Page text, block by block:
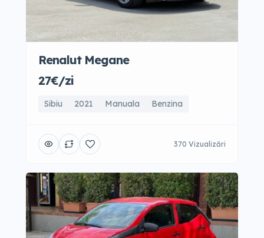
Renalut Megane
27€/zi
Sibiu 2021 Manuala Benzina
370 Vizualizări